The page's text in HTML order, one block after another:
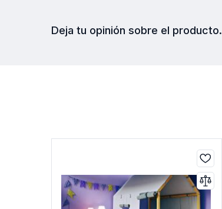
Deja tu opinión sobre el producto.